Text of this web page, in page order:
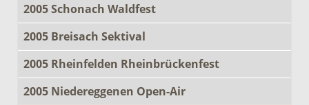
2005 Schonach Waldfest
2005 Breisach Sektival
2005 Rheinfelden Rheinbrückenfest
2005 Niedereggenen Open-Air